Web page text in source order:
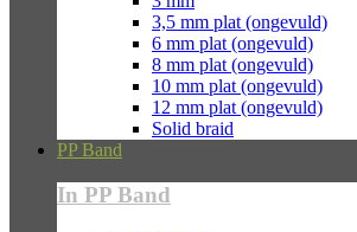
3,5 mm plat (ongevuld)
6 mm plat (ongevuld)
8 mm plat (ongevuld)
10 mm plat (ongevuld)
12 mm plat (ongevuld)
Solid braid
PP Band
In PP Band